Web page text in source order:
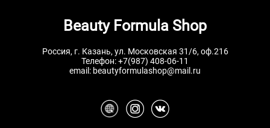
Beauty Formula Shop
Россия, г. Казань, ул. Московская 31/6, оф.216
Телефон:+7(987) 408-06-11
email: beautyformulashop@mail.ru